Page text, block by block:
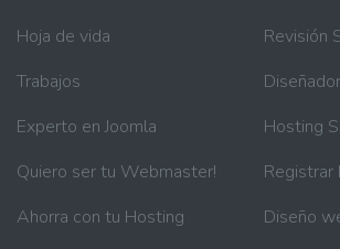
Hoja de vida
Trabajos
Experto en Joomla
Quiero ser tu Webmaster!
Ahorra con tu Hosting
Revisión
Hosting
Registrar
Diseño